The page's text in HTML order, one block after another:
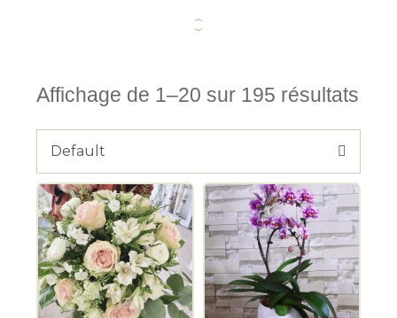
Affichage de 1–20 sur 195 résultats
Default